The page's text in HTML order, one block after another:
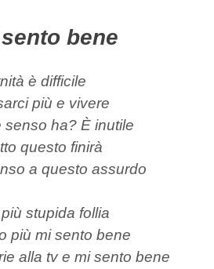
bene
è difficile
più e vivere
senso ha? È inutile
questo finirà
a questo assurdo
stupida follia
più mi sento bene
alla tv e mi sento bene